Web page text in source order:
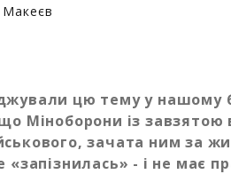
Макеєв
цю тему у нашому
Міноборони із завзятою
зачата ним за
«запізнилась» - і не має